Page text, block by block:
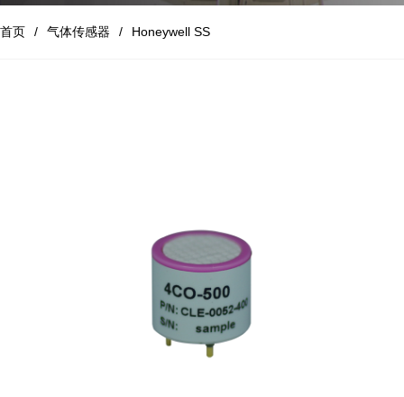
首页 气体传感器 Honeywell SS